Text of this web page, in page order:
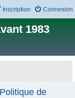
Connexion
Inscription
1983
de